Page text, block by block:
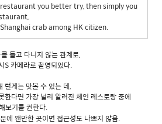
you better try, then simply you
crab among HK citizen.
들고 다니지 않는 관계로,
S 카메라로 촬영되었다.
털게는 맛볼 수 있는 데,
한다면 가장 널리 알려진 체인 레스토랑 중에
보기를 권한다.
에 왠만한 곳이면 접근성도 나쁘지 않음.